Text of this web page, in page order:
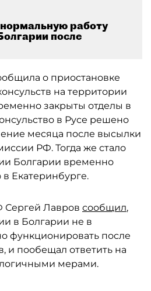
работу
после
о приостановке
на территории
закрыты отделы в
в Русе решено
месяца после высылки
РФ. Тогда же стало
Болгарии временно
в Екатеринбурге.
Лавров сообщил,
в Болгарии не в
функционировать после
и пообещал ответить на
мерами.